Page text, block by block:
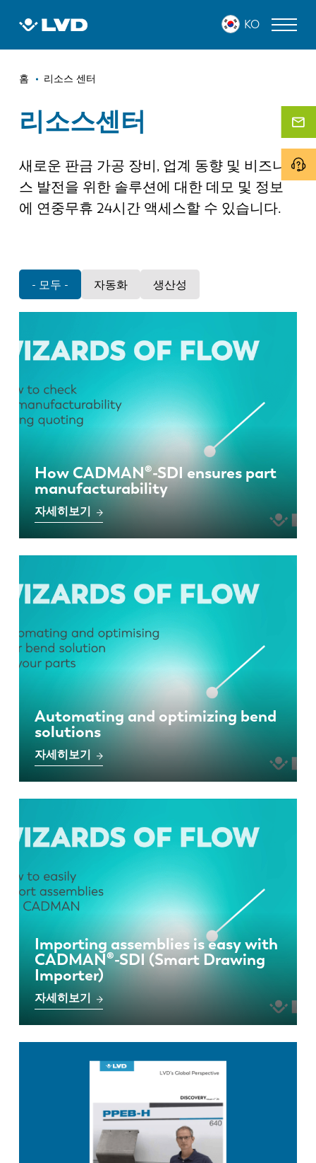
KO
이
동
경
홈 리소스 센터
리소스센터
새로운 판금 가공 장비, 업계 동향 및 비즈니
스 발전을 위한 솔루션에 대한 데모 및 정보
에 연중무휴 24시간 액세스할 수 있습니다.
- 모두 - 자동화 생산성
How CADMAN®-SDI ensures part
manufacturability
자세히보기
Automating and optimizing bend
solutions
자세히보기
Importing assemblies is easy with
CADMAN®-SDI (Smart Drawing
Importer)
자세히보기
레이저 커팅 머신
프레스 브레이크
판넬 벤더
펀치 프레스
전단 기계
LVD 정보
LVD를발견하다
고객 사례
이벤트
리소스 센터
산업 및 솔루션